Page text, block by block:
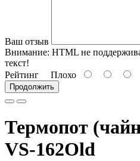
Ваш отзыв
Внимание: HTML не
текст!
Рейтинг Плохо
Продолжить
Термопот
VS-162Old